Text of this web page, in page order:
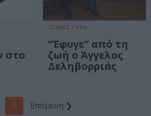
στο
ΤΕΧΝΕΣ / ΝΕΑ
“Έφυγε” από τη
ζωή ο Άγγελος
Δεληβορριάς
1 Επόμενη ❯